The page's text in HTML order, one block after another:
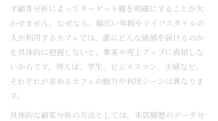
ず顧客分析によってターゲット層を明確にすることが欠
かせません。なぜなら、幅広い年齢やライフスタイルの
人が利用するカフェでは、誰にどんな価値を届けるのか
を具体的に把握しないと、集客や売上アップに直結しな
いからです。例えば、学生、ビジネスマン、主婦など、
それぞれが求めるカフェの魅力や利用シーンは異なりま
す。
具体的な顧客分析の方法としては、来店履歴のデータ分